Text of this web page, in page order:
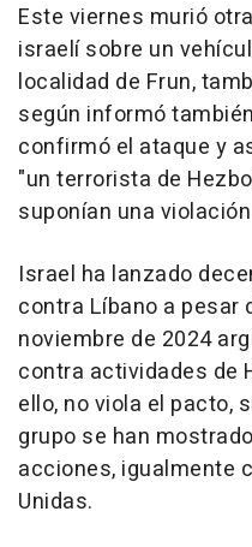
Este viernes murió
israelí sobre un
localidad de Frun,
según informó
confirmó el ataque y
"un terrorista de
suponían una
Israel ha lanzado
contra Líbano a pesar
noviembre de 2024
contra actividades de
ello, no viola el pacto,
grupo se han
acciones, igualmente
Unidas.